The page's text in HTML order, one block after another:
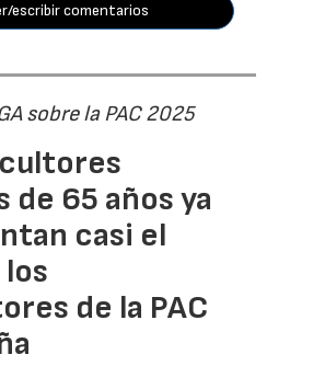
escribir comentarios
sobre la PAC 2025
de 65 años ya
casi el
de la PAC